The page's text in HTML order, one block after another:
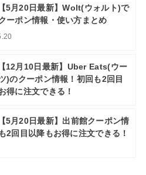
【5月20日最新】Wolt(ウォルト)で
ーポン情報・使い方まとめ
【12月10日最新】Uber Eats(ウー
)のクーポン情報！初回も2回目
得に注文できる！
【5月20日最新】出前館クーポン情
2回目以降もお得に注文できる！